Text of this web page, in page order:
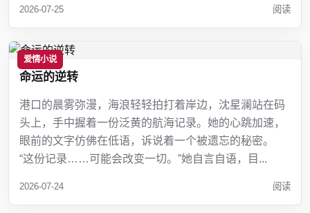
2026-07-25 阅读
爱情小说
命运的逆转
港口的晨雾弥漫，海浪轻轻拍打着岸边，沈星澜站在码
头上，手中握着一份泛黄的航海记录。她的心跳加速，
眼前的文字仿佛在低语，诉说着一个被遗忘的秘密。
“这份记录……可能会改变一切。”她自言自语，目...
2026-07-24 阅读